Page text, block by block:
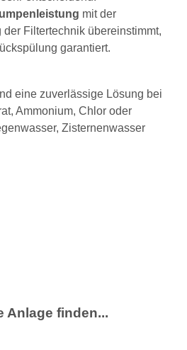
mit der
Filtertechnik übereinstimmt,
garantiert.
eine zuverlässige Lösung bei
Ammonium, Chlor oder
Zisternenwasser
Anlage finden...